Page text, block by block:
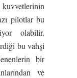
pilotlar bu
olabilir.
bu vahşi
bir
ve